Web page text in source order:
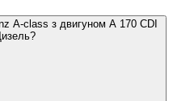
A-class з двигуном A 170 CDI